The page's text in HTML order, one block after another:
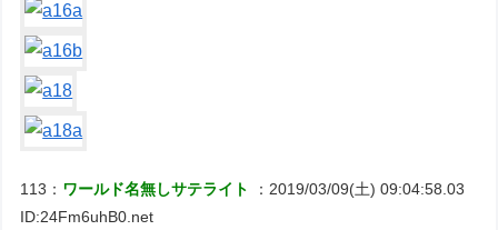
113： ワールド名無しサテライト
：2019/03/09(土) 09:04:58.03
ID:24Fm6uhB0.net